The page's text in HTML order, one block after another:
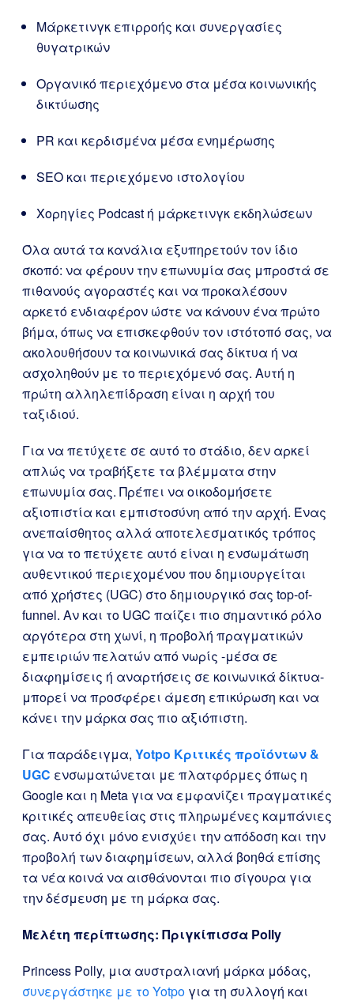
Μάρκετινγκ επιρροής και συνεργασίες
θυγατρικών
Οργανικό περιεχόμενο στα μέσα κοινωνικής
δικτύωσης
PR και κερδισμένα μέσα ενημέρωσης
SEO και περιεχόμενο ιστολογίου
Χορηγίες Podcast ή μάρκετινγκ εκδηλώσεων
Όλα αυτά τα κανάλια εξυπηρετούν τον ίδιο
σκοπό: να φέρουν την επωνυμία σας μπροστά σε
πιθανούς αγοραστές και να προκαλέσουν
αρκετό ενδιαφέρον ώστε να κάνουν ένα πρώτο
βήμα, όπως να επισκεφθούν τον ιστότοπό σας, να
ακολουθήσουν τα κοινωνικά σας δίκτυα ή να
ασχοληθούν με το περιεχόμενό σας. Αυτή η
πρώτη αλληλεπίδραση είναι η αρχή του
ταξιδιού.
Για να πετύχετε σε αυτό το στάδιο, δεν αρκεί
απλώς να τραβήξετε τα βλέμματα στην
επωνυμία σας. Πρέπει να οικοδομήσετε
αξιοπιστία και εμπιστοσύνη από την αρχή. Ένας
ανεπαίσθητος αλλά αποτελεσματικός τρόπος
για να το πετύχετε αυτό είναι η ενσωμάτωση
αυθεντικού περιεχομένου που δημιουργείται
από χρήστες (UGC) στο δημιουργικό σας top-of-
funnel. Αν και το UGC παίζει πιο σημαντικό ρόλο
αργότερα στη χωνί, η προβολή πραγματικών
εμπειριών πελατών από νωρίς -μέσα σε
διαφημίσεις ή αναρτήσεις σε κοινωνικά δίκτυα-
μπορεί να προσφέρει άμεση επικύρωση και να
κάνει την μάρκα σας πιο αξιόπιστη.
Για παράδειγμα, Yotpo Κριτικές προϊόντων &
UGC ενσωματώνεται με πλατφόρμες όπως η
Google και η Meta για να εμφανίζει πραγματικές
κριτικές απευθείας στις πληρωμένες καμπάνιες
σας. Αυτό όχι μόνο ενισχύει την απόδοση και την
προβολή των διαφημίσεων, αλλά βοηθά επίσης
τα νέα κοινά να αισθάνονται πιο σίγουρα για
την δέσμευση με τη μάρκα σας.
Μελέτη περίπτωσης: Πριγκίπισσα Polly
Princess Polly, μια αυστραλιανή μάρκα μόδας,
συνεργάστηκε με το Yotpo για τη συλλογή και